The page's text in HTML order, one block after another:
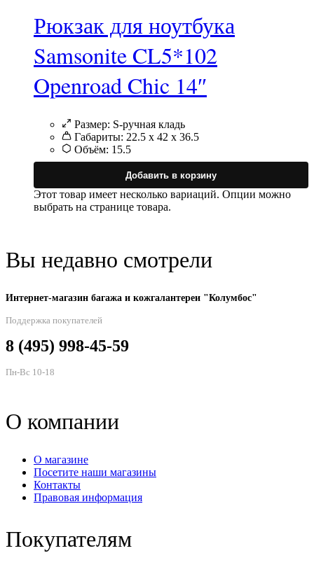
Рюкзак для ноутбука
Samsonite CL5*102
Openroad Chic 14″
Размер: S-ручная кладь
Габариты: 22.5 x 42 x 36.5
Объём: 15.5
Добавить в корзину
Этот товар имеет несколько вариаций. Опции можно
выбрать на странице товара.
Вы недавно смотрели
Интернет-магазин багажа и кожгалантереи "Колумбос"
Поддержка покупателей
8 (495) 998-45-59
Пн-Вс 10-18
О компании
О магазине
Посетите наши магазины
Контакты
Правовая информация
Покупателям